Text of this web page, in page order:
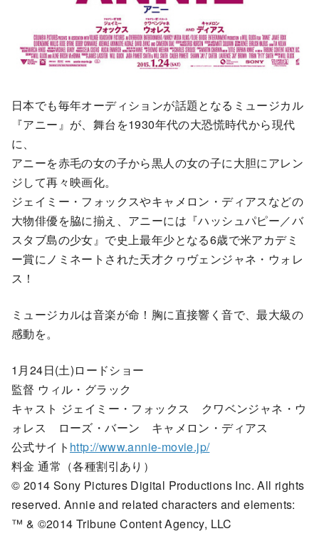
日本でも毎年オーディションが話題となるミュージカル
『アニー』が、舞台を1930年代の大恐慌時代から現代
に、
アニーを赤毛の女の子から黒人の女の子に大胆にアレン
ジして再々映画化。
ジェイミー・フォックスやキャメロン・ディアスなどの
大物俳優を脇に揃え、アニーには『ハッシュパピー／バ
スタブ島の少女』で史上最年少となる6歳で米アカデミ
ー賞にノミネートされた天才クヮヴェンジャネ・ウォレ
ス！
ミュージカルは音楽が命！胸に直接響く音で、最大級の
感動を。
1月24日(土)ロードショー
監督 ウィル・グラック
キャスト ジェイミー・フォックス クワベンジャネ・ウ
ォレス ローズ・バーン キャメロン・ディアス
公式サイト http://www.annie-movie.jp/
料金 通常（各種割引あり）
© 2014 Sony Pictures Digital Productions Inc. All rights
reserved. Annie and related characters and elements:
™ & ©2014 Tribune Content Agency, LLC